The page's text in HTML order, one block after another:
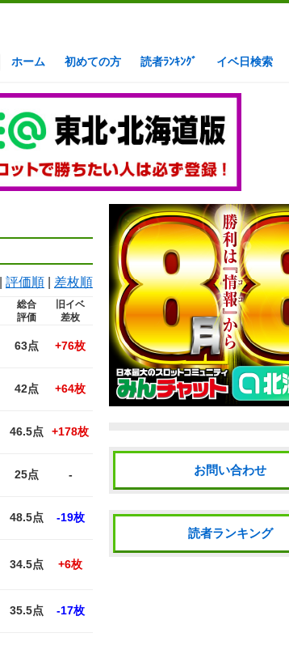
ホーム 初めての方 読者ﾗﾝｷﾝｸﾞ イベ日検索
評価順 差枚順
総合
評価
旧イベ
差枚
63点 +76枚
42点 +64枚
46.5点 +178枚
25点 -
48.5点 -19枚
34.5点 +6枚
35.5点 -17枚
お問い合わせ
読者ランキング